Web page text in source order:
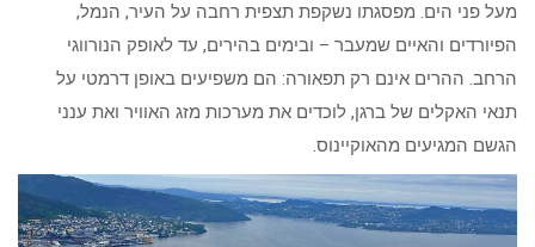
מעל פני הים. מפסגתו נשקפת תצפית רחבה על העיר, הנמל,
הפיורדים והאיים שמעבר – ובימים בהירים, עד לאופק הנורווגי
הרחב. ההרים אינם רק תפאורה: הם משפיעים באופן דרמטי על
תנאי האקלים של ברגן, לוכדים את מערכות מזג האוויר ואת ענני
הגשם המגיעים מהאוקיינוס.